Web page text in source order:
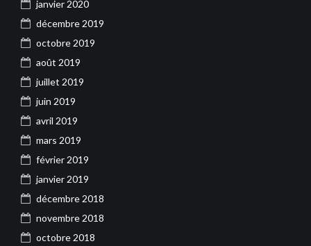
janvier 2020
décembre 2019
octobre 2019
août 2019
juillet 2019
juin 2019
avril 2019
mars 2019
février 2019
janvier 2019
décembre 2018
novembre 2018
octobre 2018